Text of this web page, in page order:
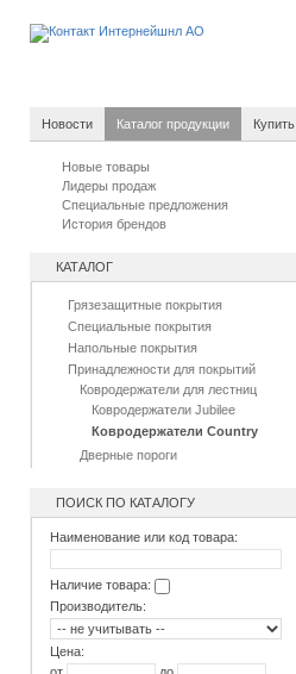
Новости Каталог продукции Купить
Новые товары
Лидеры продаж
Специальные предложения
История брендов
КАТАЛОГ
Грязезащитные покрытия
Специальные покрытия
Напольные покрытия
Принадлежности для покрытий
Ковродержатели для лестниц
Ковродержатели Jubilee
Ковродержатели Country
Дверные пороги
ПОИСК ПО КАТАЛОГУ
Наименование или код товара:
Наличие товара:
Производитель:
Цена: